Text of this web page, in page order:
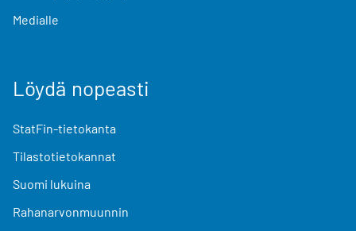
Medialle
Löydä nopeasti
StatFin-tietokanta
Tilastotietokannat
Suomi lukuina
Rahanarvonmuunnin